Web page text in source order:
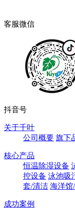
客服微信
抖音号
关于千叶
公司概要 旗下
核心产品
恒温除湿设备
控设备 泳池吸
套/清洁 海洋馆
成功案例